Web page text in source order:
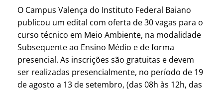
O Campus Valença do Instituto Federal Baiano
publicou um edital com oferta de 30 vagas para o
curso técnico em Meio Ambiente, na modalidade
Subsequente ao Ensino Médio e de forma
presencial. As inscrições são gratuitas e devem
ser realizadas presencialmente, no período de 19
de agosto a 13 de setembro, (das 08h às 12h, das